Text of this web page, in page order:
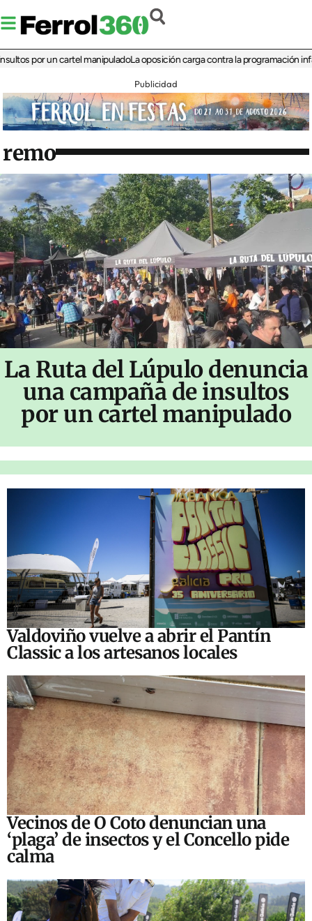
por un cartel manipuladoLa oposición carga contra la programación infantil
Publicidad
remo
La Ruta del Lúpulo denuncia
una campaña de insultos
por un cartel manipulado
Valdoviño vuelve a abrir el Pantín
Classic a los artesanos locales
Vecinos de O Coto denuncian una
‘plaga’ de insectos y el Concello pide
calma